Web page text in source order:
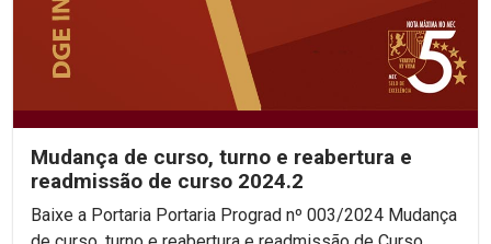
Mudança de curso, turno e reabertura e
readmissão de curso 2024.2
Baixe a Portaria Portaria Prograd nº 003/2024 Mudança